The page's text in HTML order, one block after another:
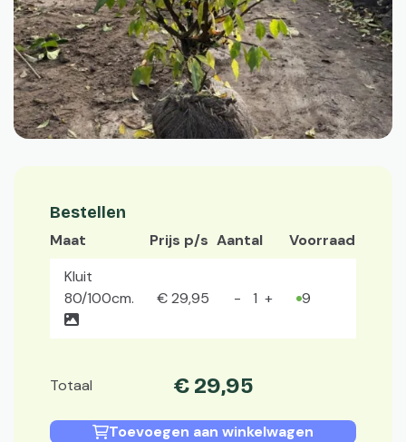
Bestellen
Maat Prijs p/s Aantal
Voorraad
Kluit
80/100cm.
€29,95 9
Totaal € 29,95
Toevoegen aan winkelwagen